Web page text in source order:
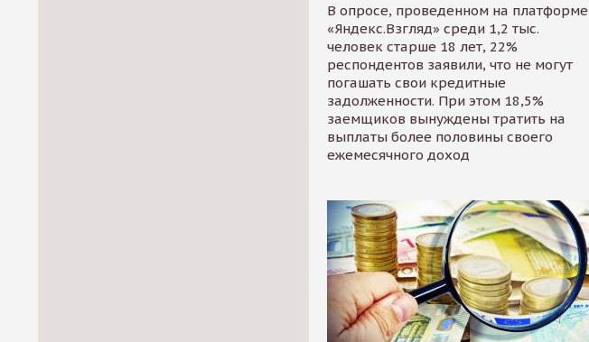
В опросе, проведенном на платформе
«Яндекс.Взгляд» среди 1,2 тыс.
человек старше 18 лет, 22%
респондентов заявили, что не могут
погашать свои кредитные
задолженности. При этом 18,5%
заемщиков вынуждены тратить на
выплаты более половины своего
ежемесячного доход